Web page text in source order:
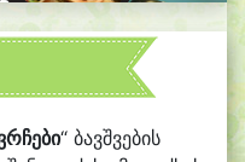
“ ბავშვების